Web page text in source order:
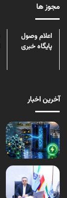
مجوز ها
اعلام وصول
پایگاه خبری
آخرین اخبار